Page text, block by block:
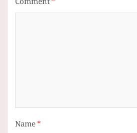
Comment*
Name*